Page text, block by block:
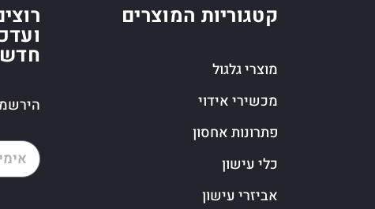
קטגוריות המוצרים
מוצרי גלגול
מכשירי אידוי
פתרונות אחסון
כלי עישון
אביזרי עישון